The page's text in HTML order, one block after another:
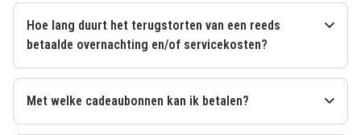
Hoe lang duurt het terugstorten van een reeds
betaalde overnachting en/of servicekosten?
Met welke cadeaubonnen kan ik betalen?